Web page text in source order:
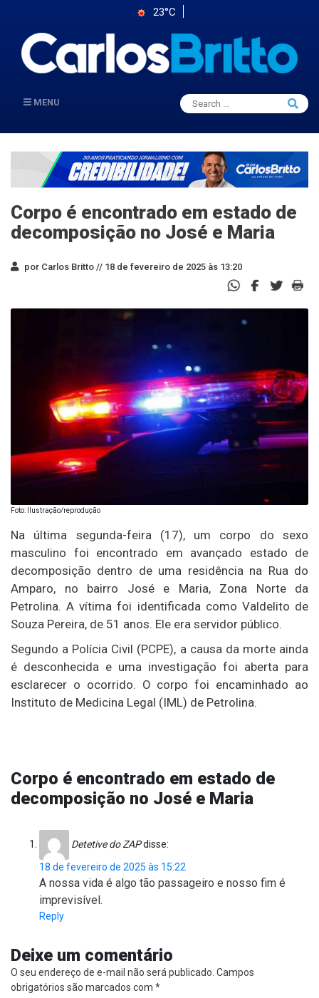
23°C
MENU
Search
for:
Search
Corpo é encontrado em estado de
decomposição no José e Maria
por Carlos Britto // 18 de fevereiro de 2025 às 13:20
Foto: Ilustração/reprodução
Na última segunda-feira (17), um corpo do sexo
masculino foi encontrado em avançado estado de
decomposição dentro de uma residência na Rua do
Amparo, no bairro José e Maria, Zona Norte da
Petrolina. A vítima foi identificada como Valdelito de
Souza Pereira, de 51 anos. Ele era servidor público.
Segundo a Polícia Civil (PCPE), a causa da morte ainda
é desconhecida e uma investigação foi aberta para
esclarecer o ocorrido. O corpo foi encaminhado ao
Instituto de Medicina Legal (IML) de Petrolina.
Corpo é encontrado em estado de
decomposição no José e Maria
Detetive do ZAPdisse:
18 de fevereiro de 2025 às 15:22
A nossa vida é algo tão passageiro e nosso fim é
imprevisível.
Reply
Deixe um comentário
O seu endereço de e-mail não será publicado. Campos
obrigatórios são marcados com *